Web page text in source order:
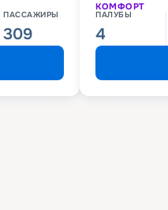
ПАССАЖИРЫ
309
КОМФОРТ
ПАЛУБЫ
4